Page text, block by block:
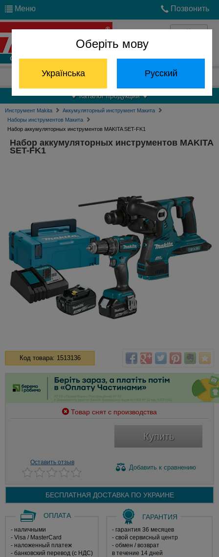
Оберіть мову
Українська Русский
Меню Позвонить
Войти
Отдел запчастей: (068) 824-24-24
Каталог продукции
Инструмент Makita
Аккумуляторный инструмент Макита
Наборы инструментов Макита
Набор аккумуляторных инструментов MAKITA SET-FK1
Набор аккумуляторных инструментов MAKITA
SET-FK1
Код товара: 1513136
Товар снят с производства
Купить
Оставить отзыв
Добавить к сравнению
БЕСПЛАТНАЯ ДОСТАВКА ПО УКРАИНЕ
ОПЛАТА
- наличными
- Visa / MasterCard
- наложенный платеж
- банковский перевод (с НДС)
ГАРАНТИЯ
- гарантия 36 месяцев
- свой сервисный центр
- обмен / возврат
в течение 14 дней